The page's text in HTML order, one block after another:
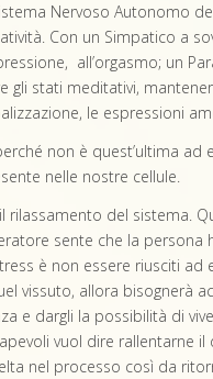
Nervoso Autonomo
Con un Simpatico a
all’orgasmo; un
stati meditativi,
le espressioni
non è quest’ultima ad
nelle nostre cellule.
rilassamento del sistema.
sente che la
è non essere riusciti
vissuto, allora bisognerà
e dargli la possibilità di
vuol dire rallentarne
nel processo così da